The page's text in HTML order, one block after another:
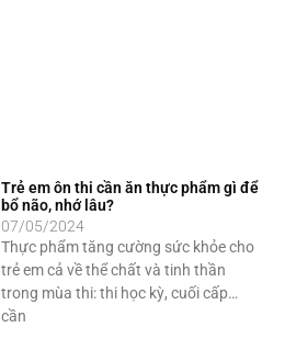
Trẻ em ôn thi cần ăn thực phẩm gì để
bổ não, nhớ lâu?
07/05/2024
Thực phẩm tăng cường sức khỏe cho
trẻ em cả về thể chất và tinh thần
trong mùa thi: thi học kỳ, cuối cấp…
cần